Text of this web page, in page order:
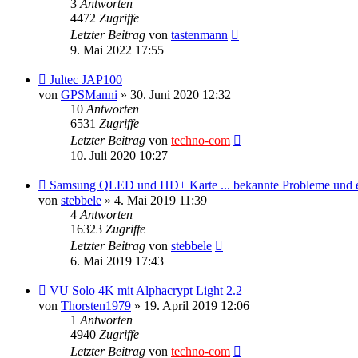
3 Antworten
4472 Zugriffe
Letzter Beitrag von tastenmann
9. Mai 2022 17:55
Jultec JAP100
von GPSManni » 30. Juni 2020 12:32
10 Antworten
6531 Zugriffe
Letzter Beitrag von techno-com
10. Juli 2020 10:27
Samsung QLED und HD+ Karte ... bekannte Probleme und
von stebbele » 4. Mai 2019 11:39
4 Antworten
16323 Zugriffe
Letzter Beitrag von stebbele
6. Mai 2019 17:43
VU Solo 4K mit Alphacrypt Light 2.2
von Thorsten1979 » 19. April 2019 12:06
1 Antworten
4940 Zugriffe
Letzter Beitrag von techno-com